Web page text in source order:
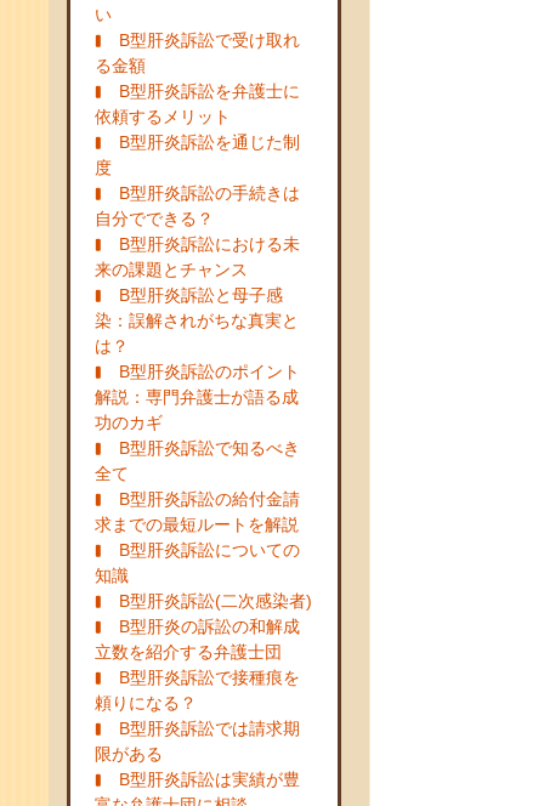
い
B型肝炎訴訟で受け取れ
る金額
B型肝炎訴訟を弁護士に
依頼するメリット
B型肝炎訴訟を通じた制
度
B型肝炎訴訟の手続きは
自分でできる？
B型肝炎訴訟における未
来の課題とチャンス
B型肝炎訴訟と母子感
染：誤解されがちな真実と
は？
B型肝炎訴訟のポイント
解説：専門弁護士が語る成
功のカギ
B型肝炎訴訟で知るべき
全て
B型肝炎訴訟の給付金請
求までの最短ルートを解説
B型肝炎訴訟についての
知識
B型肝炎訴訟(二次感染者)
B型肝炎の訴訟の和解成
立数を紹介する弁護士団
B型肝炎訴訟で接種痕を
頼りになる？
B型肝炎訴訟では請求期
限がある
B型肝炎訴訟は実績が豊